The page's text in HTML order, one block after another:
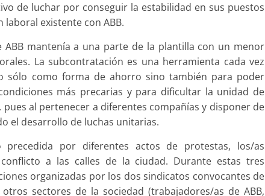
de luchar por conseguir la estabilidad en sus puestos
existente con ABB.
ABB mantenía a una parte de la plantilla con un menor
La subcontratación es una herramienta cada vez
sólo como forma de ahorro sino también para poder
más precarias y para dificultar la unidad de
al pertenecer a diferentes compañías y disponer de
el desarrollo de luchas unitarias.
por diferentes actos de protestas, los/as
a las calles de la ciudad. Durante estas tres
organizadas por los dos sindicatos convocantes de
sectores de la sociedad (trabajadores/as de ABB,